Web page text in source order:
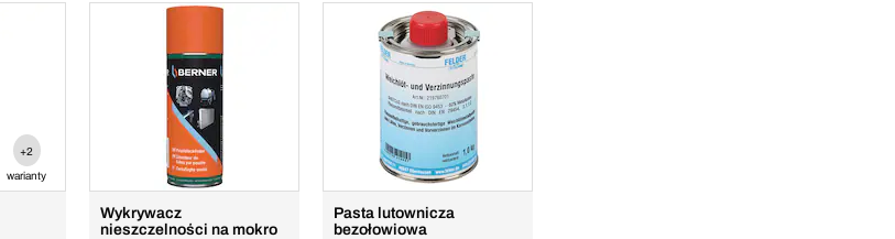
+2
warianty
Wykrywacz
nieszczelności na mokro
Pasta lutownicza
bezołowiowa